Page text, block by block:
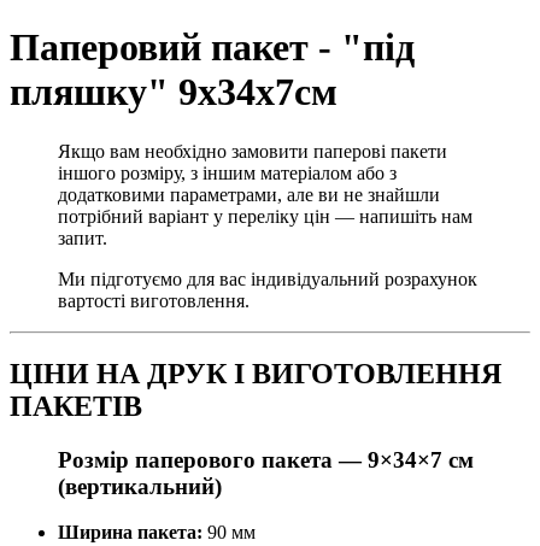
Паперовий пакет - "під
пляшку" 9х34х7см
Якщо вам необхідно замовити паперові пакети
іншого розміру, з іншим матеріалом або з
додатковими параметрами, але ви не знайшли
потрібний варіант у переліку цін — напишіть нам
запит.
Ми підготуємо для вас індивідуальний розрахунок
вартості виготовлення.
ЦІНИ НА ДРУК І ВИГОТОВЛЕННЯ
ПАКЕТІВ
Розмір паперового пакета —9×34×7 см
(вертикальний)
Ширина пакета: 90 мм